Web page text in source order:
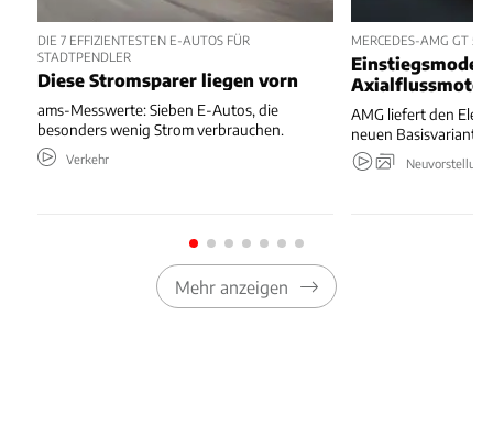
DIE 7 EFFIZIENTESTEN E-AUTOS FÜR
STADTPENDLER
Diese Stromsparer liegen vorn
ams-Messwerte: Sieben E-Autos, die
besonders wenig Strom verbrauchen.
Verkehr
MERCEDES-AMG GT 53
Einstiegsmodell
AMG liefert den
neuen Basisvariante.
Mehr anzeigen